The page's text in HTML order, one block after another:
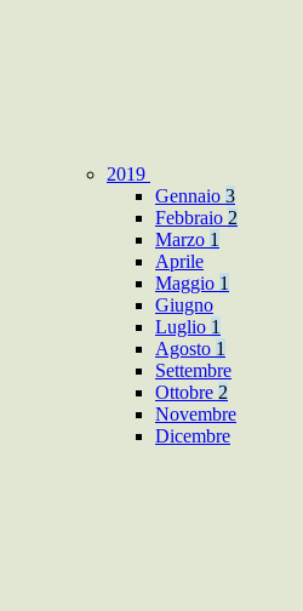
2019
Gennaio 3
Febbraio 2
Marzo 1
Aprile
Maggio 1
Giugno
Luglio 1
Agosto 1
Settembre
Ottobre 2
Novembre
Dicembre